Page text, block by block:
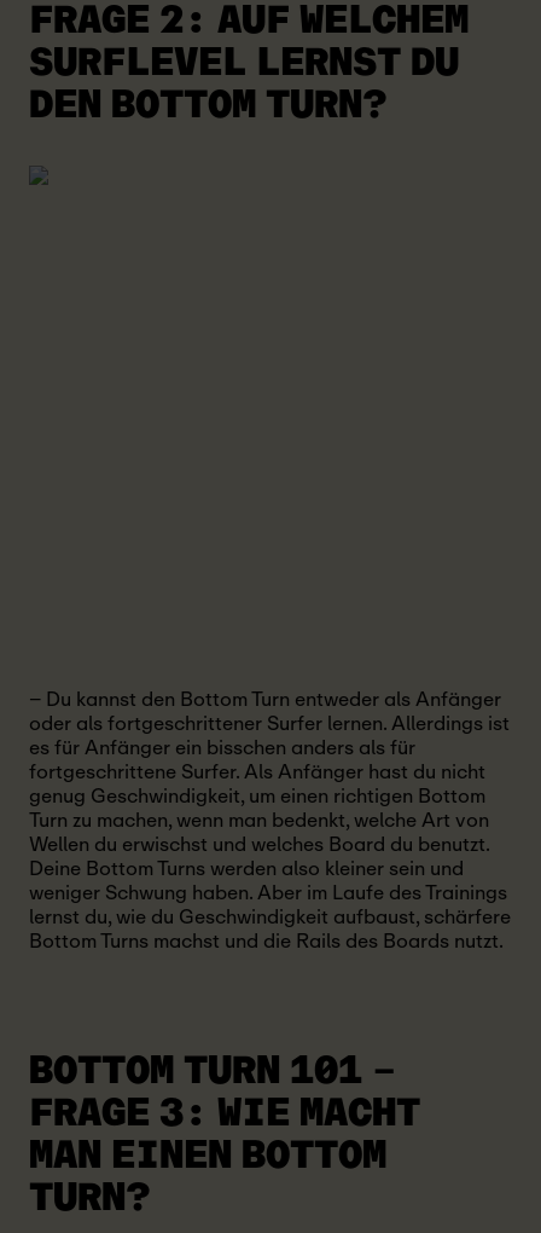
FRAGE 2: AUF WELCHEM
SURFLEVEL LERNST DU
DEN BOTTOM TURN?
– Du kannst den Bottom Turn entweder als Anfänger
oder als fortgeschrittener Surfer lernen. Allerdings ist
es für Anfänger ein bisschen anders als für
fortgeschrittene Surfer. Als Anfänger hast du nicht
genug Geschwindigkeit, um einen richtigen Bottom
Turn zu machen, wenn man bedenkt, welche Art von
Wellen du erwischst und welches Board du benutzt.
Deine Bottom Turns werden also kleiner sein und
weniger Schwung haben. Aber im Laufe des Trainings
lernst du, wie du Geschwindigkeit aufbaust, schärfere
Bottom Turns machst und die Rails des Boards nutzt.
BOTTOM TURN 101 –
FRAGE 3: WIE MACHT
MAN EINEN BOTTOM
TURN?